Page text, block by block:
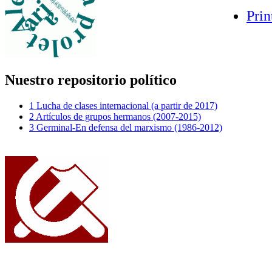
Nuestro repositorio político
1 Lucha de clases internacional (a partir de 2017)
2 Artículos de grupos hermanos (2007-2015)
3 Germinal-En defensa del marxismo (1986-2012)